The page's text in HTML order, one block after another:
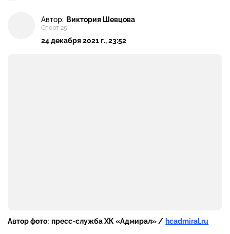
Автор: Виктория Шевцова
Спорт 25
24 декабря 2021 г., 23:52
Автор фото: пресс-служба ХК «Адмирал» / hcadmiral.ru